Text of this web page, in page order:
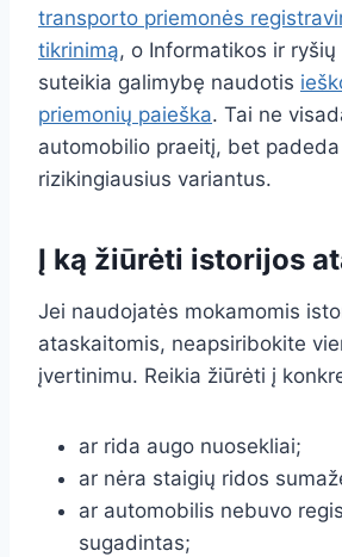
transporto priemonės
tikrinimą, o Informatikos ir
suteikia galimybę naudotis
priemonių paieška. Tai ne
automobilio praeitį, bet
rizikingiausius variantus.
Į ką žiūrėti istorijos
Jei naudojatės mokamomis
ataskaitomis, neapsiribokite
įvertinimu. Reikia žiūrėti į
ar rida augo nuosekliai;
ar nėra staigių ridos
ar automobilis nebuvo
sugadintas;